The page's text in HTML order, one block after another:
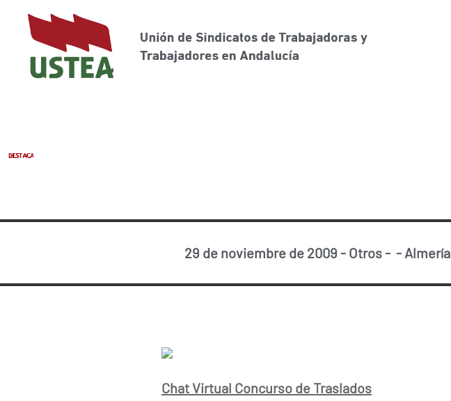
29 de noviembre de 2009 - Otros- - Almería
Chat Virtual Concurso de Traslados